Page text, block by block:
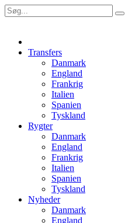
Transfers
Danmark
England
Frankrig
Italien
Spanien
Tyskland
Rygter
Danmark
England
Frankrig
Italien
Spanien
Tyskland
Nyheder
Danmark
England